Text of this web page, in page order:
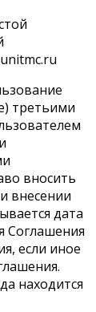
третьими
вносить
внесении
дата
Соглашения
если иное
находится